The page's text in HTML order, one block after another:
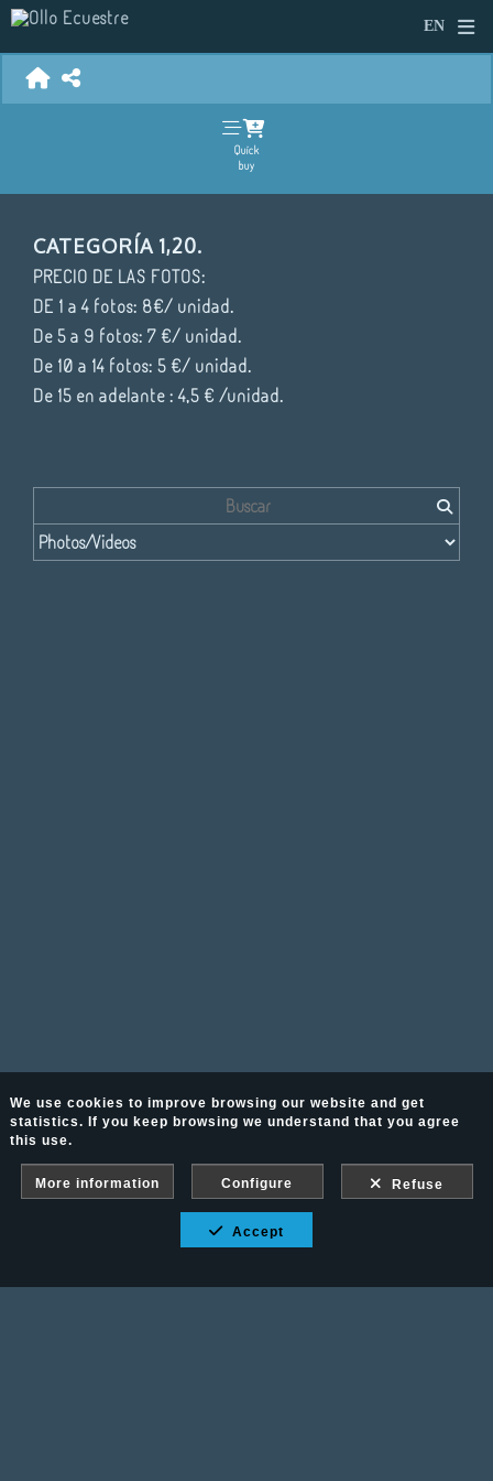
Quick
buy
CATEGORÍA 1,20.
PRECIO DE LAS FOTOS:
DE 1 a 4 fotos: 8€/ unidad.
De 5 a 9 fotos: 7 €/ unidad.
De 10 a 14 fotos: 5 €/ unidad.
De 15 en adelante : 4,5 € /unidad.
We use cookies to improve browsing our website and get
statistics. If you keep browsing we understand that you agree
this use.
More information Configure Refuse
Accept